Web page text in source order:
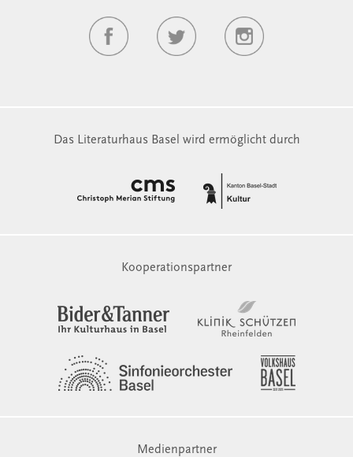
Das Literaturhaus Basel wird ermöglicht durch
Kooperationspartner
Medienpartner